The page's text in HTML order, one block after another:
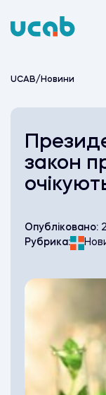
to
UCAB/ Новини
закон
Опубліковано:
Рубрика: